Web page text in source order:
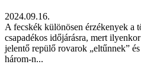
2024.09.16.
A fecskék különösen érzékenyek a
csapadékos időjárásra, mert
jelentő repülő rovarok „eltűnnek”
három-n...